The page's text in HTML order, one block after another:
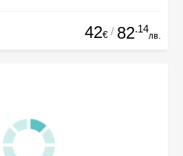
42€ / 82.14
лв.